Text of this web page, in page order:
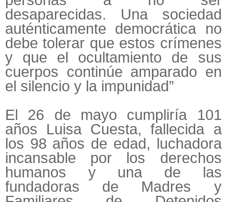
desaparecidas. Una sociedad
auténticamente democrática no
debe tolerar que estos crímenes
y que el ocultamiento de sus
cuerpos continúe amparado en
el silencio y la impunidad”
El 26 de mayo cumpliría 101
años Luisa Cuesta, fallecida a
los 98 años de edad, luchadora
incansable por los derechos
humanos y una de las
fundadoras de Madres y